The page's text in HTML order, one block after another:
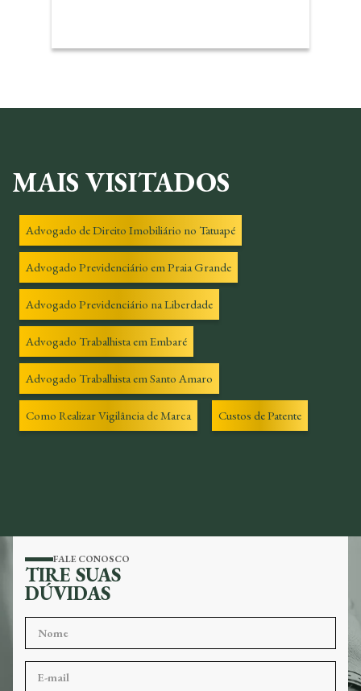
MAIS VISITADOS
Advogado de Direito Imobiliário no Tatuapé
Advogado Previdenciário em Praia Grande
Advogado Previdenciário na Liberdade
Advogado Trabalhista em Embaré
Advogado Trabalhista em Santo Amaro
Como Realizar Vigilância de Marca Custos de Patente
FALE CONOSCO
TIRE SUAS
DÚVIDAS